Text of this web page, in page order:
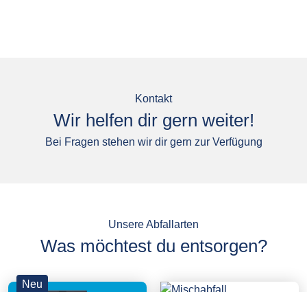
Kontakt
Wir helfen dir gern weiter!
Bei Fragen stehen wir dir gern zur Verfügung
Unsere Abfallarten
Was möchtest du entsorgen?
Neu